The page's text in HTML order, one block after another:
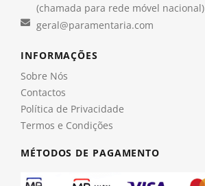
(chamada para rede móvel nacional)
geral@paramentaria.com
INFORMAÇÕES
Sobre Nós
Contactos
Política de Privacidade
Termos e Condições
MÉTODOS DE PAGAMENTO